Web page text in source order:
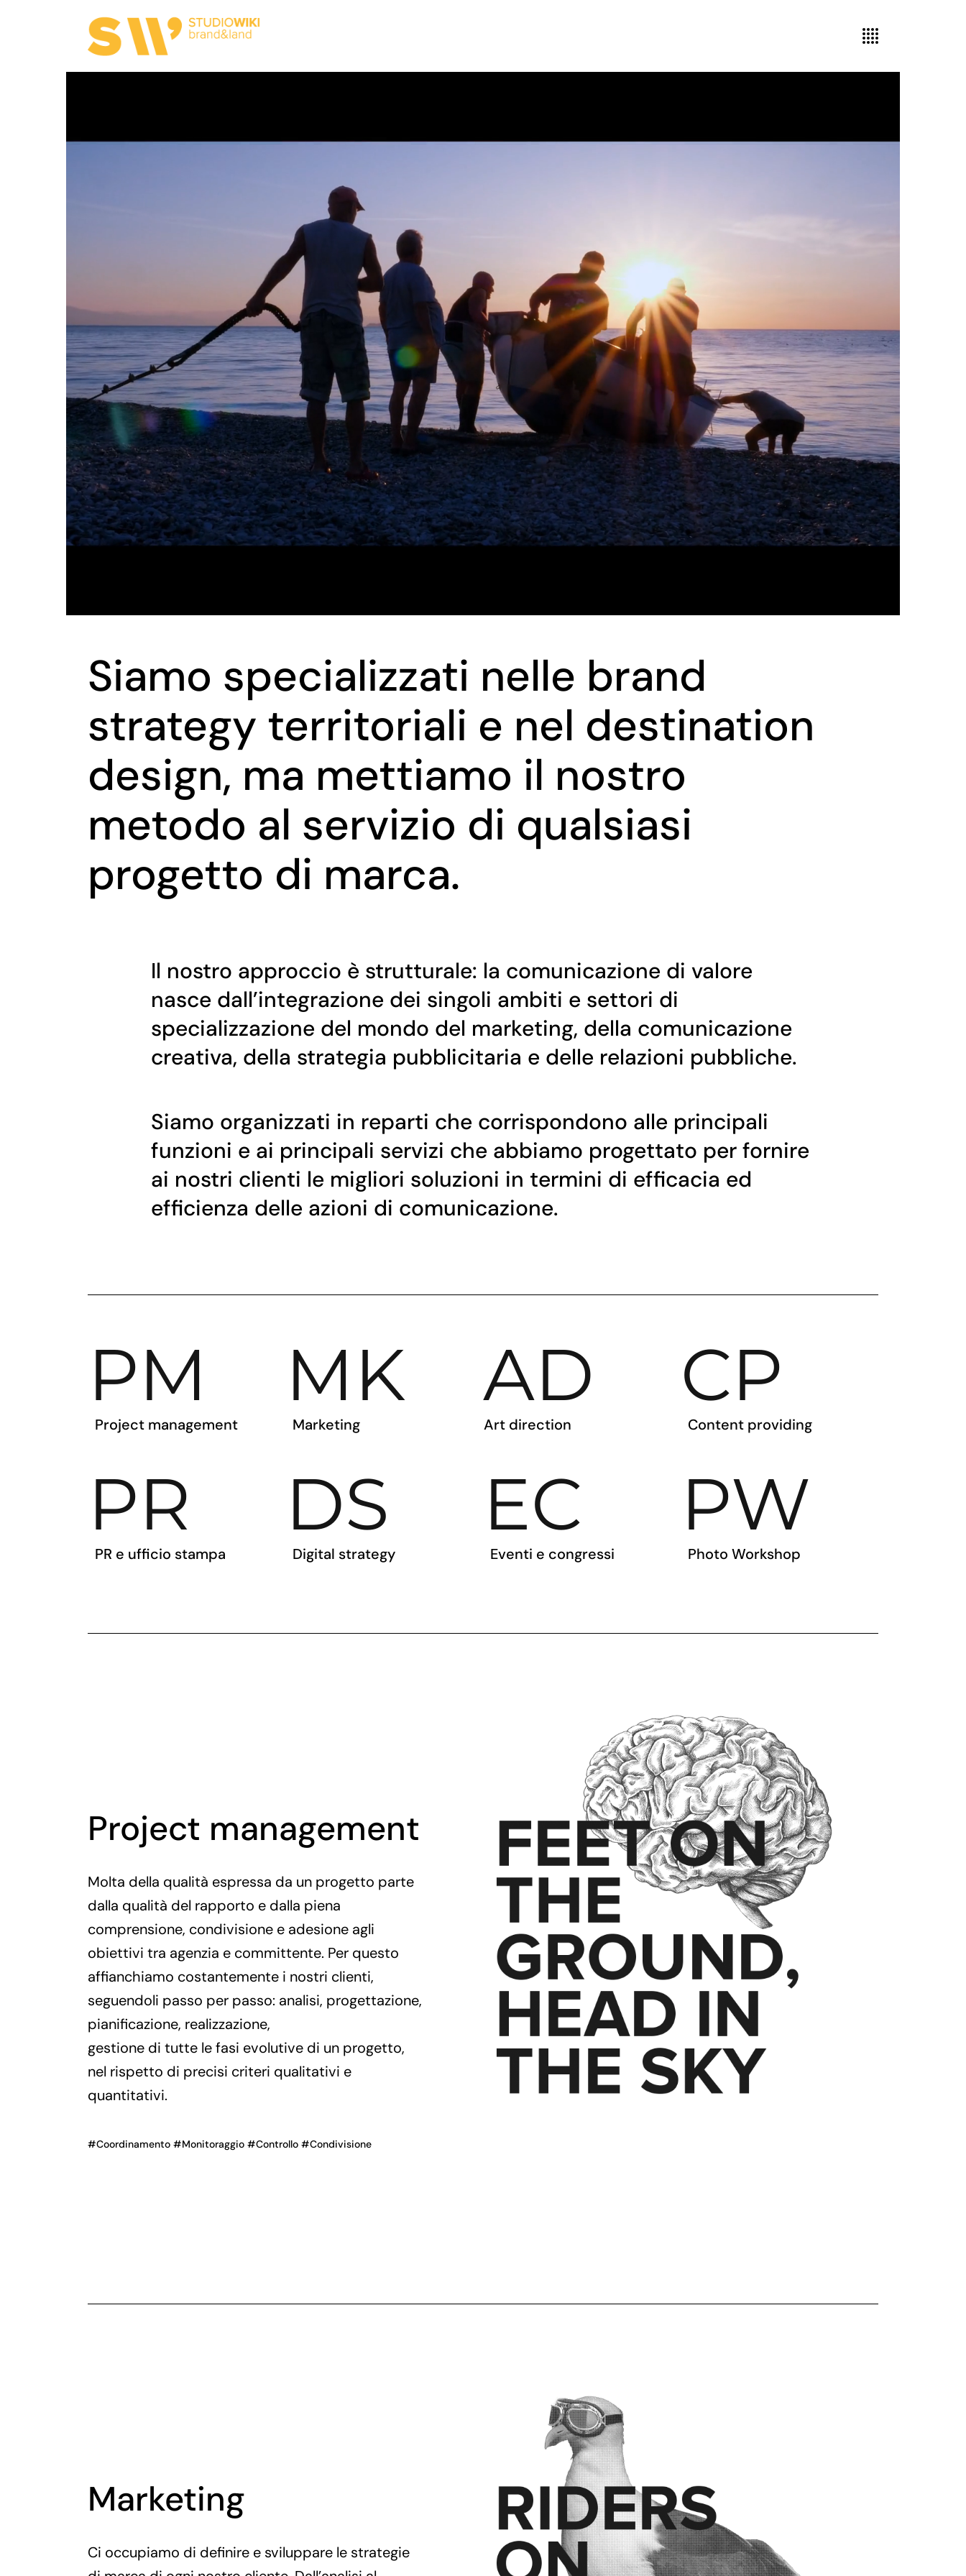
Siamo specializzati nelle brand
strategy territoriali e nel destination
design, ma mettiamo il nostro
metodo al servizio di qualsiasi
progetto di marca.
Il nostro approccio è strutturale: la comunicazione di valore
nasce dall’integrazione dei singoli ambiti e settori di
specializzazione del mondo del marketing, della comunicazione
creativa, della strategia pubblicitaria e delle relazioni pubbliche.
Siamo organizzati in reparti che corrispondono alle principali
funzioni e ai principali servizi che abbiamo progettato per fornire
ai nostri clienti le migliori soluzioni in termini di efficacia ed
efficienza delle azioni di comunicazione.
PM
Project management
MK
Marketing
AD
Art direction
CP
Content providing
PR
PR e ufficio stampa
DS
Digital strategy
EC
Eventi e congressi
PW
Photo Workshop
Project management
Molta della qualità espressa da un progetto parte
dalla qualità del rapporto e dalla piena
comprensione, condivisione e adesione agli
obiettivi tra agenzia e committente. Per questo
affianchiamo costantemente i nostri clienti,
seguendoli passo per passo: analisi, progettazione,
pianificazione, realizzazione,
gestione di tutte le fasi evolutive di un progetto,
nel rispetto di precisi criteri qualitativi e
quantitativi.
#Coordinamento #Monitoraggio #Controllo #Condivisione
Marketing
Ci occupiamo di definire e sviluppare le strategie